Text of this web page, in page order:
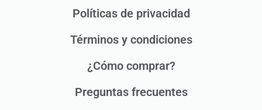
Políticas de privacidad
Términos y condiciones
¿Cómo comprar?
Preguntas frecuentes